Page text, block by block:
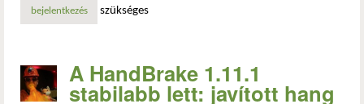
bejelentkezés szükséges
A HandBrake 1.11.1
stabilabb lett: javított hang